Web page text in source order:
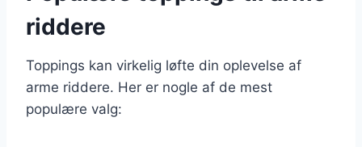
riddere
Toppings kan virkelig løfte din oplevelse af
arme riddere. Her er nogle af de mest
populære valg: